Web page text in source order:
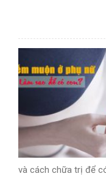
và cách chữa trị để